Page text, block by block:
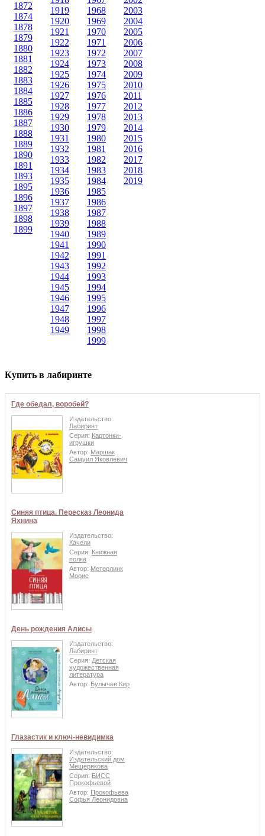
1872
1874
1878
1879
1880
1881
1882
1883
1884
1885
1886
1887
1888
1889
1890
1891
1893
1895
1896
1897
1898
1899
1919
1920
1921
1922
1923
1924
1925
1926
1927
1928
1929
1930
1931
1932
1933
1934
1935
1936
1937
1938
1939
1940
1941
1942
1943
1944
1945
1946
1947
1948
1949
1968
1969
1970
1971
1972
1973
1974
1975
1976
1977
1978
1979
1980
1981
1982
1983
1984
1985
1986
1987
1988
1989
1990
1991
1992
1993
1994
1995
1996
1997
1998
1999
2003
2004
2005
2006
2007
2008
2009
2010
2011
2012
2013
2014
2015
2016
2017
2018
2019
Купить в лабиринте
Где обедал, воробей?
Издательство:
Лабиринт
Серия: Картонки-
игрушки
Автор: Маршак
Самуил Яковлевич
Синяя птица. Пересказ Леонида
Яхнина
Издательство:
Качели
Серия: Книжная
полка
Автор: Метерлинк
Морис
День рождения Алисы
Издательство:
Лабиринт
Серия: Детская
художественная
литература
Автор: Булычев Кир
Глазастик и ключ-невидимка
Издательство:
Издательский дом
Мещерякова
Серия: БИСС
Прокофьевой
Автор: Прокофьева
Софья Леонидовна